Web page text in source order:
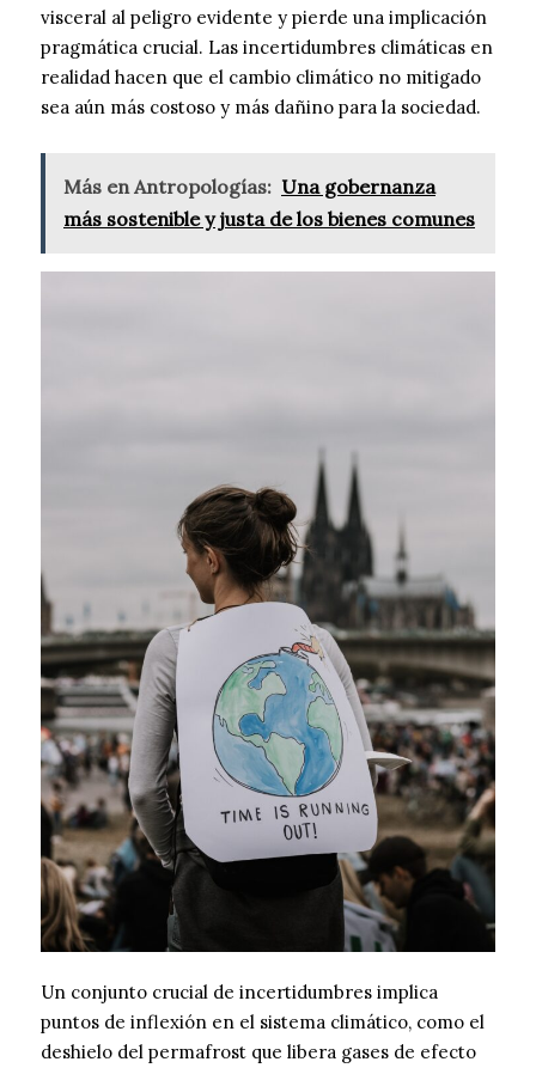
visceral al peligro evidente y pierde una implicación
pragmática crucial. Las incertidumbres climáticas en
realidad hacen que el cambio climático no mitigado
sea aún más costoso y más dañino para la sociedad.
Más en Antropologías: Una gobernanza
más sostenible y justa de los bienes comunes
Un conjunto crucial de incertidumbres implica
puntos de inflexión en el sistema climático, como el
deshielo del permafrost que libera gases de efecto